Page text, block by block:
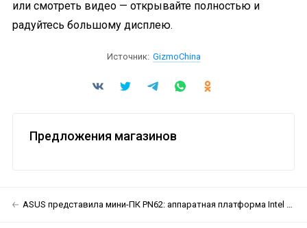
или смотреть видео — открывайте полностью и
радуйтесь большому дисплею.
Источник: GizmoChina
Предложения магазинов
ASUS представила мини-ПК PN62: аппаратная платформа Intel Comet Lake, адаптер Wi-Fi 6 и много разъёмов